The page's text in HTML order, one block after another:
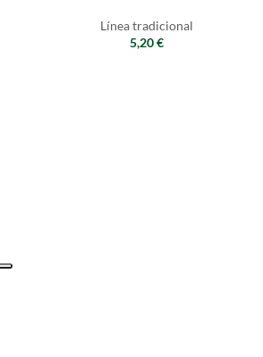
Línea tradicional
5,20€